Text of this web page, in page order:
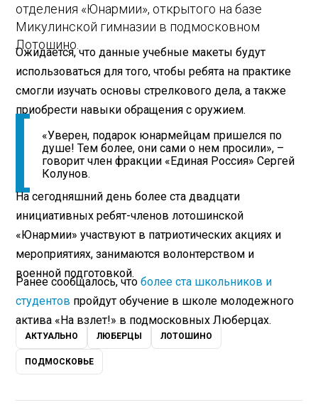
отделения «Юнармии», открытого на базе
Микулинской гимназии в подмосковном
Лотошино.
Ожидается, что данные учебные макеты будут
использоваться для того, чтобы ребята на практике
смогли изучать основы стрелкового дела, а также
приобрести навыки обращения с оружием.
«Уверен, подарок юнармейцам пришелся по
душе! Тем более, они сами о нем просили», –
говорит член фракции «Единая Россия» Сергей
Колунов.
На сегодняшний день более ста двадцати
инициативных ребят-членов лотошинской
«Юнармии» участвуют в патриотических акциях и
мероприятиях, занимаются волонтерством и
военной подготовкой.
Ранее сообщалось, чтоболее ста школьников и
студентов пройдут обучение в школе молодежного
актива «На взлет!» в подмосковных Люберцах.
АКТУАЛЬНО ЛЮБЕРЦЫ ЛОТОШИНО
ПОДМОСКОВЬЕ